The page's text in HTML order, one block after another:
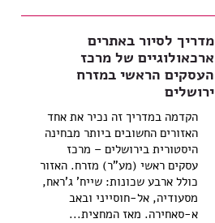
מדריך לסיור באתרים
ארכאולוגיים של מרכז
העסקים הראשי במזרח
ירושלים
הקדמה במדריך זה נכיר את אחד
האזורים החשובים ביותר מבחינה
היסטורית בירושלים – מרכז
עסקים ראשי (מע"ר) מזרח. האזור
כולל ארבע שכונות: שייח' ג'ראח,
מסעודיה, אל-חוסייני ובאב
א-סאחירה. מאז המחצית...